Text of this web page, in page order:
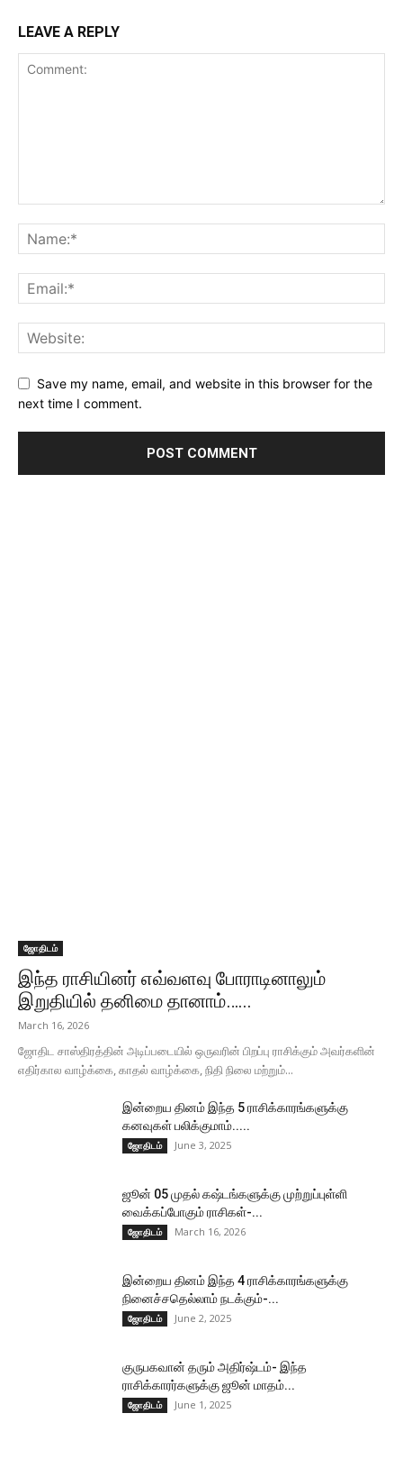
LEAVE A REPLY
Save my name, email, and website in this browser for the
next time I comment.
ஜோதிடம்
இந்த ராசியினர் எவ்வளவு போராடினாலும்
இறுதியில் தனிமை தானாம்…...
March 16, 2026
ஜோதிட சாஸ்திரத்தின் அடிப்படையில் ஒருவரின் பிறப்பு ராசிக்கும் அவர்களின்
எதிர்கால வாழ்க்கை, காதல் வாழ்க்கை, நிதி நிலை மற்றும்...
இன்றைய தினம் இந்த 5 ராசிக்காரங்களுக்கு
கனவுகள் பலிக்குமாம்.....
ஜோதிடம் June 3, 2025
ஜூன் 05 முதல் கஷ்டங்களுக்கு முற்றுப்புள்ளி
வைக்கப்போகும் ராசிகள்-...
ஜோதிடம் March 16, 2026
இன்றைய தினம் இந்த 4 ராசிக்காரங்களுக்கு
நினைச்சதெல்லாம் நடக்கும்-...
ஜோதிடம் June 2, 2025
குருபகவான் தரும் அதிர்ஷ்டம்- இந்த
ராசிக்காரர்களுக்கு ஜூன் மாதம்...
ஜோதிடம் June 1, 2025